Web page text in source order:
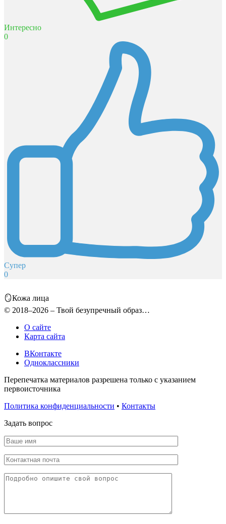
Интересно
0
Супер
0
🪞Кожа лица
© 2018–2026 – Твой безупречный образ…
О сайте
Карта сайта
ВКонтакте
Одноклассники
Перепечатка материалов разрешена только с указанием
первоисточника
Политика конфиденциальности • Контакты
Задать вопрос